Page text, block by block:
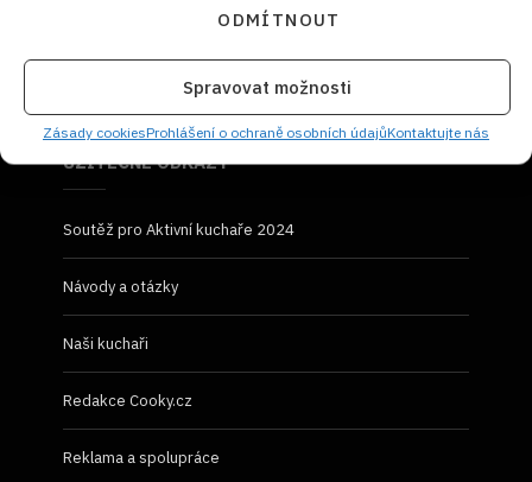
ODMÍTNOUT
Spravovat možnosti
Zásady cookiesProhlášení o ochraně osobních údajůKontaktujte nás
UŽITEČNÉ ODKAZY
Soutěž pro Aktivní kuchaře 2024
Návody a otázky
Naši kuchaři
Redakce Cooky.cz
Reklama a spolupráce